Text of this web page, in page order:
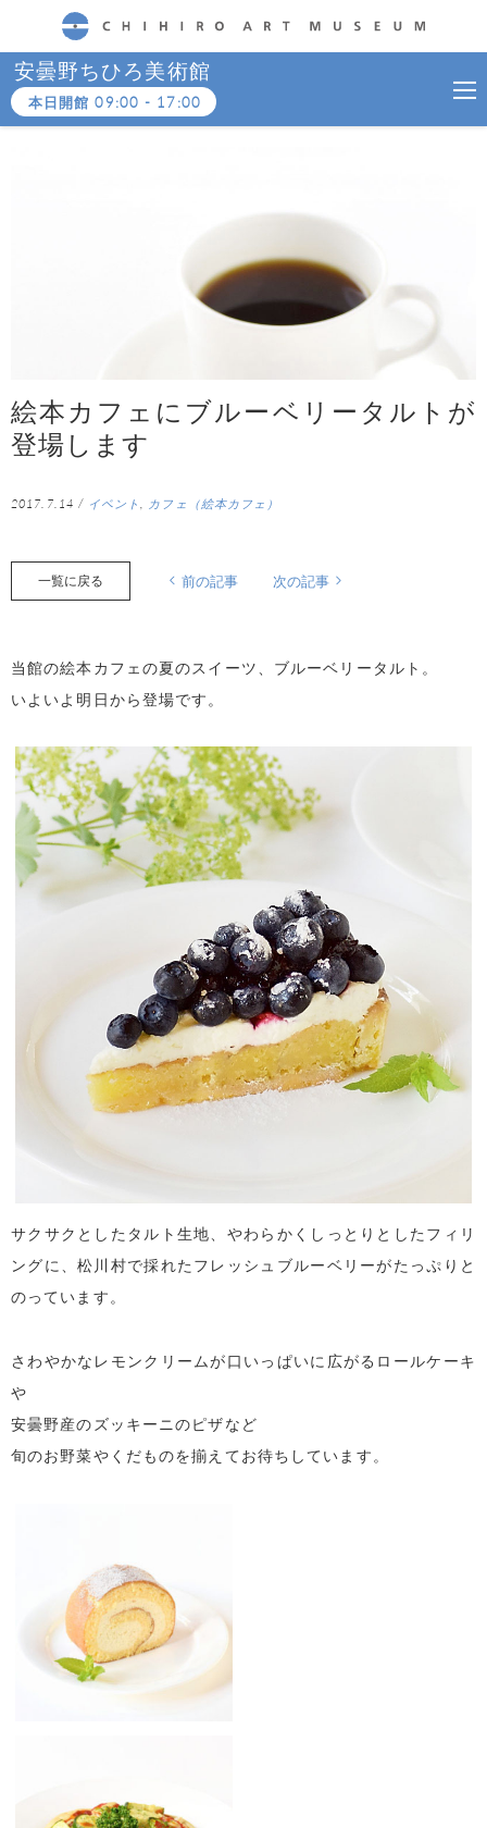
CHIHIRO ART MUSEUM
安曇野ちひろ美術館
本日開館09:00 - 17:00
絵本カフェにブルーベリータルトが
登場します
2017.7.14 / イベント カフェ（絵本カフェ）
一覧に戻る 前の記事 次の記事
当館の絵本カフェの夏のスイーツ、ブルーベリータルト。
いよいよ明日から登場です。
サクサクとしたタルト生地、やわらかくしっとりとしたフィリ
ングに、松川村で採れたフレッシュブルーベリーがたっぷりと
のっています。
さわやかなレモンクリームが口いっぱいに広がるロールケーキ
や
安曇野産のズッキーニのピザなど
旬のお野菜やくだものを揃えてお待ちしています。